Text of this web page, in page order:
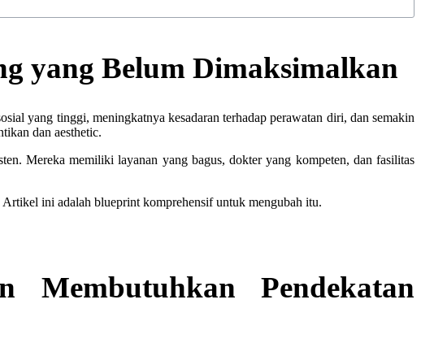
yang Belum Dimaksimalkan
yang tinggi, meningkatnya kesadaran terhadap perawatan diri, dan semakin
dan aesthetic.
Mereka memiliki layanan yang bagus, dokter yang kompeten, dan fasilitas
ini adalah blueprint komprehensif untuk mengubah itu.
Pendekatan